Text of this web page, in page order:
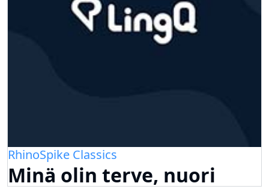
RhinoSpike Classics
Minä olin terve, nuori